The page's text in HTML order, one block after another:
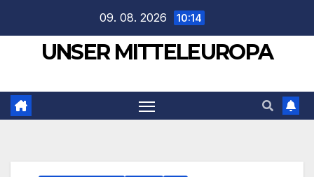
springen
09. 08. 2026 10:14
UNSER MITTELEUROPA